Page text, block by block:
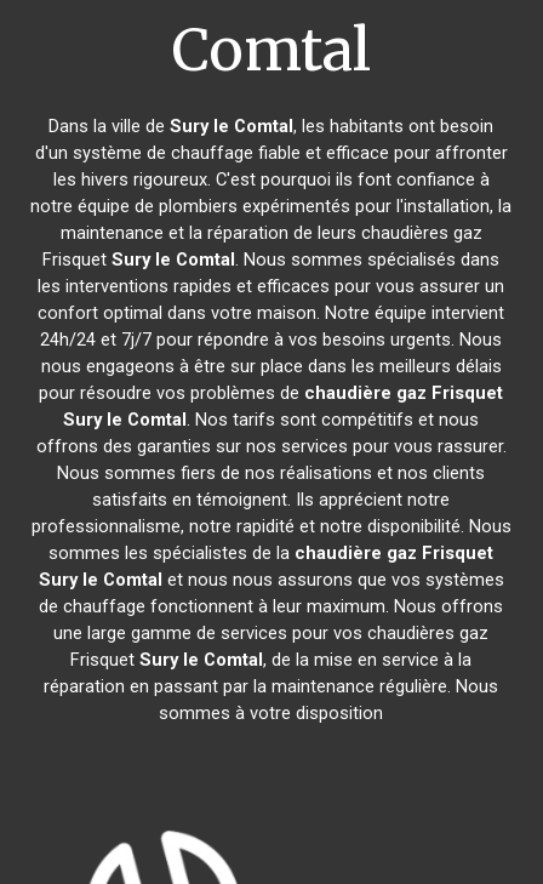
Comtal
Dans la ville deSury le Comtal, les habitants ont besoin
d'un système de chauffage fiable et efficace pour affronter
les hivers rigoureux. C'est pourquoi ils font confiance à
notre équipe de plombiers expérimentés pour l'installation, la
maintenance et la réparation de leurs chaudières gaz
FrisquetSury le Comtal. Nous sommes spécialisés dans
les interventions rapides et efficaces pour vous assurer un
confort optimal dans votre maison. Notre équipe intervient
24h/24 et 7j/7 pour répondre à vos besoins urgents. Nous
nous engageons à être sur place dans les meilleurs délais
pour résoudre vos problèmes de chaudière gaz Frisquet
Sury le Comtal. Nos tarifs sont compétitifs et nous
offrons des garanties sur nos services pour vous rassurer.
Nous sommes fiers de nos réalisations et nos clients
satisfaits en témoignent. Ils apprécient notre
professionnalisme, notre rapidité et notre disponibilité. Nous
sommes les spécialistes de la chaudière gaz Frisquet
Sury le Comtal et nous nous assurons que vos systèmes
de chauffage fonctionnent à leur maximum. Nous offrons
une large gamme de services pour vos chaudières gaz
FrisquetSury le Comtal, de la mise en service à la
réparation en passant par la maintenance régulière. Nous
sommes à votre disposition